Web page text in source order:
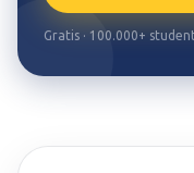
Gratis · 100.000+